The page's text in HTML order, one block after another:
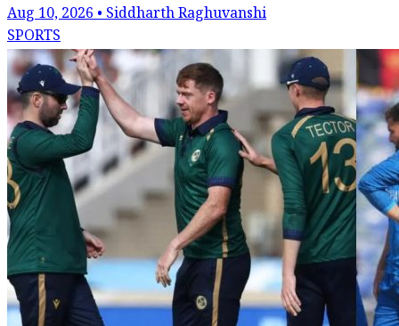
Aug 10, 2026 • Siddharth Raghuvanshi
SPORTS